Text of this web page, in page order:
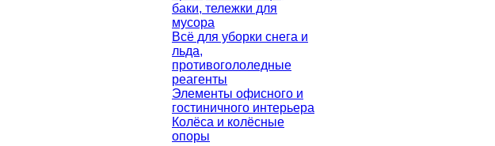
баки, тележки для
мусора
Всё для уборки снега и
льда,
противогололедные
реагенты
Элементы офисного и
гостиничного интерьера
Колёса и колёсные
опоры